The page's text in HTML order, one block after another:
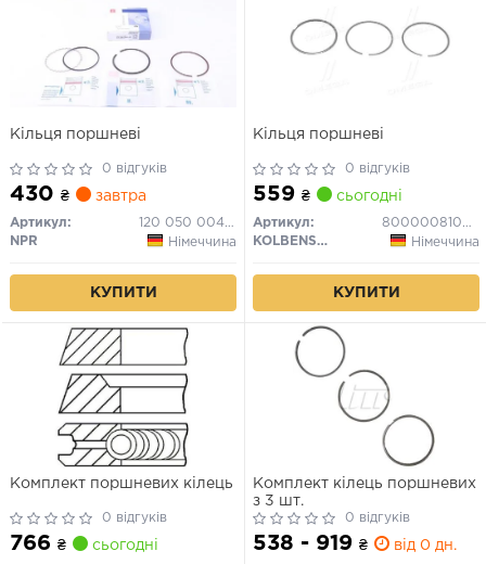
Кільця поршневі
0 відгуків
430 ₴ завтра
Артикул:
120 050 0043 00
NPR
Німеччина
КУПИТИ
Кільця поршневі
0 відгуків
559 ₴ сьогодні
Артикул:
800000810000
KOLBENSCHMIDT
Німеччина
КУПИТИ
Комплект поршневих кілець
0 відгуків
766 ₴ сьогодні
Комплект кілець поршневих
з 3 шт.
0 відгуків
538 - 919 ₴ від 0 дн.